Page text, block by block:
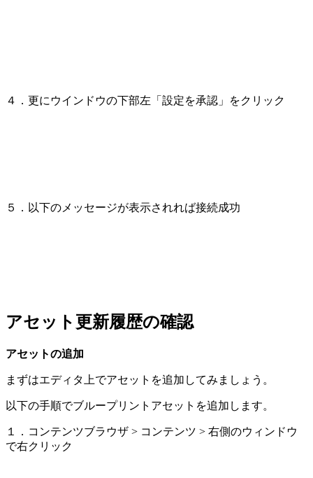
４．更にウインドウの下部左「設定を承認」をクリック
５．以下のメッセージが表示されれば接続成功
アセット更新履歴の確認
アセットの追加
まずはエディタ上でアセットを追加してみましょう。
以下の手順でブループリントアセットを追加します。
１．コンテンツブラウザ > コンテンツ > 右側のウィンドウ
で右クリック